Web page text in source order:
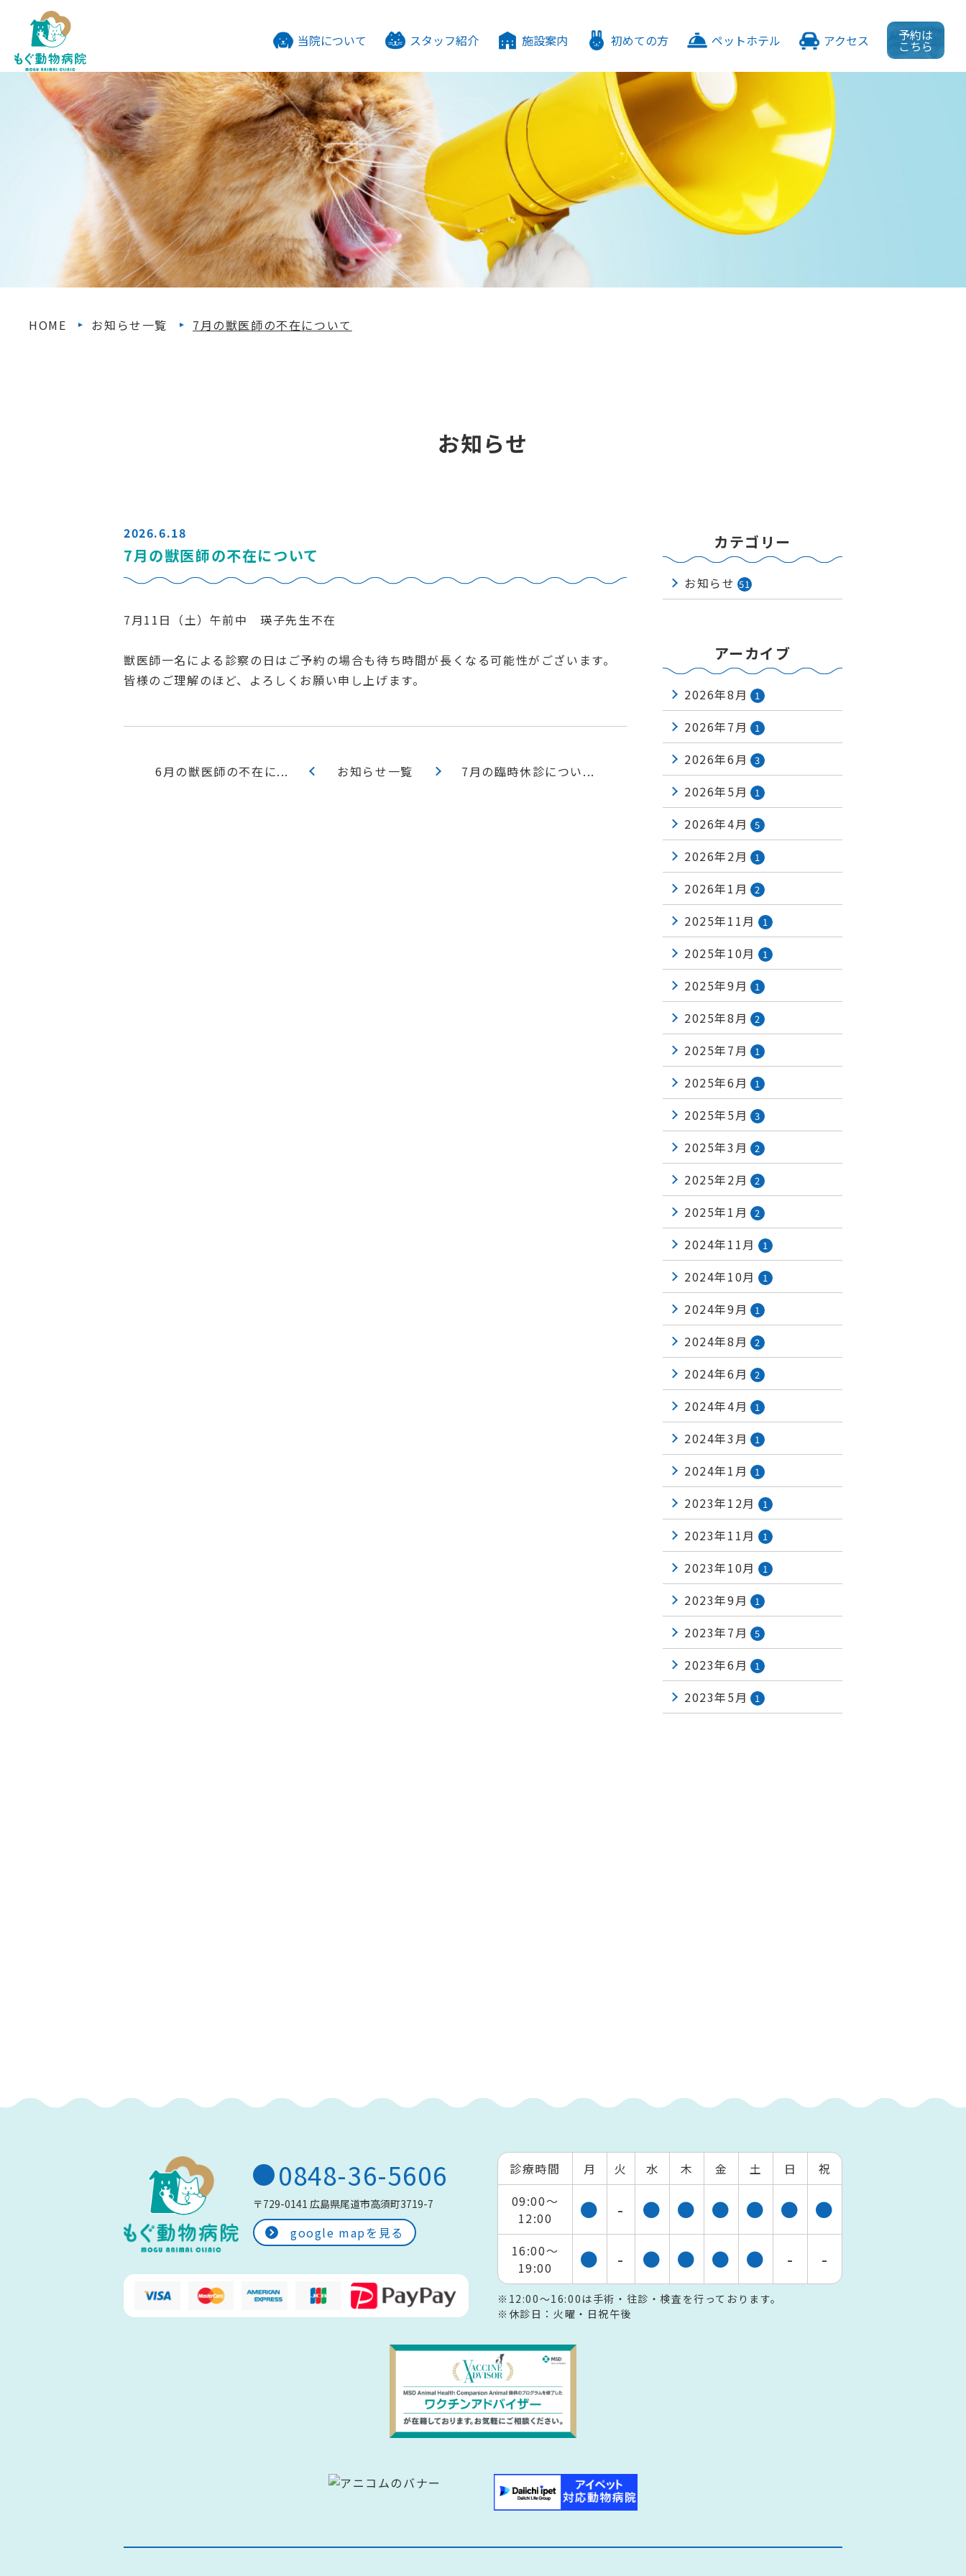
当院について
わんにゃんドックについて
避妊去勢について
スタッフ紹介 施設案内 初めての方 ペットホテル アクセス 予約は
こちら
HOME お知らせ一覧 7月の獣医師の不在について
お知らせ
2026.6.18
7月の獣医師の不在について
7月11日（土）午前中 瑛子先生不在
獣医師一名による診察の日はご予約の場合も待ち時間が長くなる可能性がございます。
皆様のご理解のほど、よろしくお願い申し上げます。
6月の獣医師の不在に... お知らせ一覧 7月の臨時休診につい...
カテゴリー
お知らせ 51
アーカイブ
2026年8月 1
2026年7月 1
2026年6月 3
2026年5月 1
2026年4月 5
2026年2月 1
2026年1月 2
2025年11月 1
2025年10月 1
2025年9月 1
2025年8月 2
2025年7月 1
2025年6月 1
2025年5月 3
2025年3月 2
2025年2月 2
2025年1月 2
2024年11月 1
2024年10月 1
2024年9月 1
2024年8月 2
2024年6月 2
2024年4月 1
2024年3月 1
2024年1月 1
2023年12月 1
2023年11月 1
2023年10月 1
2023年9月 1
2023年7月 5
2023年6月 1
2023年5月 1
0848-36-5606
〒729-0141 広島県尾道市高須町3719-7
google mapを見る
診療時間 月 火 水 木 金 土 日
祝
09:00～
12:00
● - ● ● ● ● ● ●
16:00～
19:00
● - ● ● ● ● - -
※12:00～16:00は手術・往診・検査を行っております。
※休診日：火曜・日祝午後